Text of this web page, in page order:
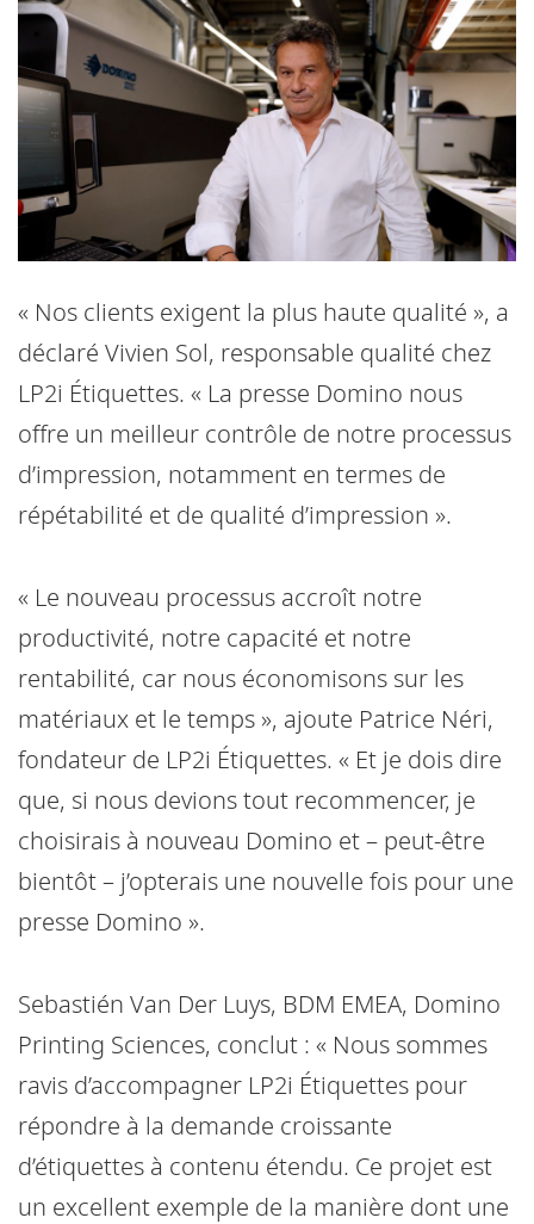
« Nos clients exigent la plus haute qualité », a
déclaré Vivien Sol, responsable qualité chez
LP2i Étiquettes. « La presse Domino nous
offre un meilleur contrôle de notre processus
d’impression, notamment en termes de
répétabilité et de qualité d’impression ».
« Le nouveau processus accroît notre
productivité, notre capacité et notre
rentabilité, car nous économisons sur les
matériaux et le temps », ajoute Patrice Néri,
fondateur de LP2i Étiquettes. « Et je dois dire
que, si nous devions tout recommencer, je
choisirais à nouveau Domino et – peut-être
bientôt – j’opterais une nouvelle fois pour une
presse Domino ».
Sebastién Van Der Luys, BDM EMEA, Domino
Printing Sciences, conclut : « Nous sommes
ravis d’accompagner LP2i Étiquettes pour
répondre à la demande croissante
d’étiquettes à contenu étendu. Ce projet est
un excellent exemple de la manière dont une